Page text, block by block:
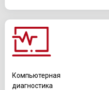
Компьютерная
диагностика